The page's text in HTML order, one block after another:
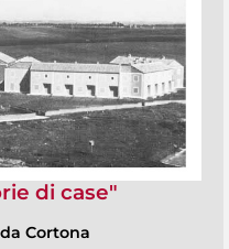
di case"
Cortona